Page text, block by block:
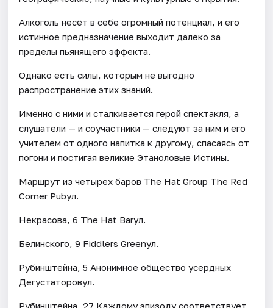
Алкоголь несёт в себе огромный потенциал, и его
истинное предназначение выходит далеко за
пределы пьянящего эффекта.
Однако есть силы, которым не выгодно
распространение этих знаний.
Именно с ними и сталкивается герой спектакля, а
слушатели — и соучастники — следуют за ним и его
учителем от одного напитка к другому, спасаясь от
погони и постигая великие Этаноловые Истины.
Маршрут из четырех баров The Hat Group The Red
Corner Pubул.
Некрасова, 6 The Hat Barул.
Белинского, 9 Fiddlers Greenул.
Рубинштейна, 5 Анонимное общество усердных
Дегустаторовул.
Рубинштейна, 27 Каждому эпизоду соответствует